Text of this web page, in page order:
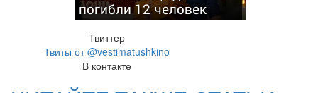
погибли 12 человек
Твиттер
Твиты от @vestimatushkino
В контакте